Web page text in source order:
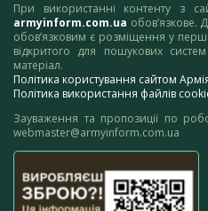
При використанні контенту з
armyinform.com.ua обов’язкове.
обов’язковим є розміщення у
відкритого для пошукових
матеріал.
Політика користування сайтом
Політика використання файлів
Зауваження та пропозиції по
webmaster@armyinform.com.ua